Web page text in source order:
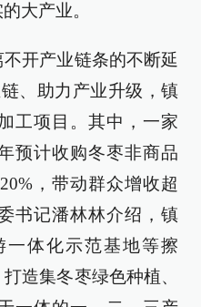
大产业。
开产业链条的不断延
、助力产业升级，镇
工项目。其中，一家
预计收购冬枣非商品
，带动群众增收超
书记潘林林介绍，镇
一体化示范基地等擦
造集冬枣绿色种植、